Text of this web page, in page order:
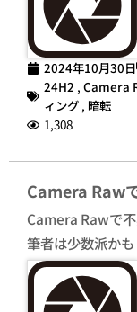
2024年10月30日
24H2 , Camera
ィング , 暗転
1,308
Camera Raw
Camera Rawで
筆者は少数派かも